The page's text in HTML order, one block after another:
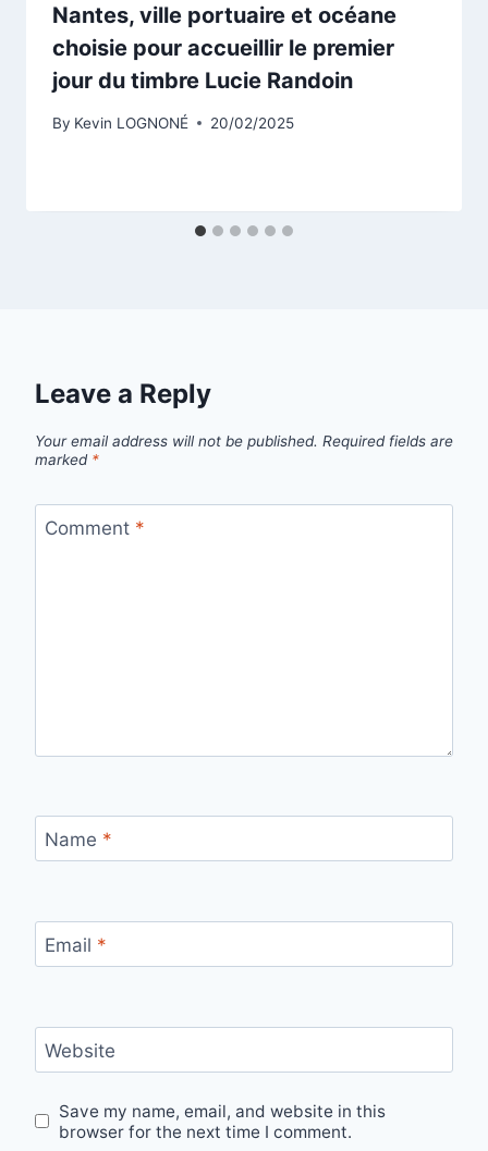
Nantes, ville portuaire et océane
choisie pour accueillir le premier
jour du timbre Lucie Randoin
By Kevin LOGNONÉ 20/02/2025
Leave a Reply
Your email address will not be published. Required fields are
marked *
Comment *
Name *
Email *
Website
Save my name, email, and website in this
browser for the next time I comment.